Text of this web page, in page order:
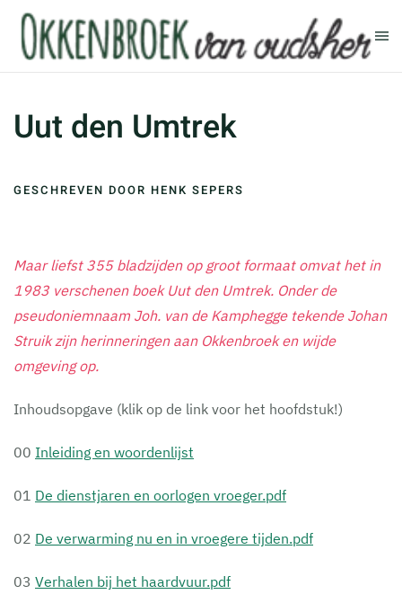
Terug naar hoofdinhoud
Uut den Umtrek
GESCHREVEN DOOR HENK SEPERS
Maar liefst 355 bladzijden op groot formaat omvat het in
1983 verschenen boek Uut den Umtrek. Onder de
pseudoniemnaam Joh. van de Kamphegge tekende Johan
Struik zijn herinneringen aan Okkenbroek en wijde
omgeving op.
Inhoudsopgave (klik op de link voor het hoofdstuk!)
00 Inleiding en woordenlijst
01 De dienstjaren en oorlogen vroeger.pdf
02 De verwarming nu en in vroegere tijden.pdf
03 Verhalen bij het haardvuur.pdf